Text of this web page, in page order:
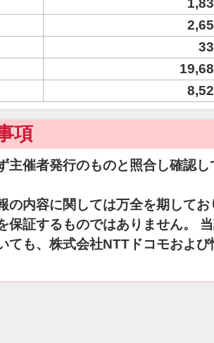
項
主催者発行のものと照合し確認し
の内容に関しては万全を期してお
保証するものではありません。
ても、株式会社NTTドコモおよび